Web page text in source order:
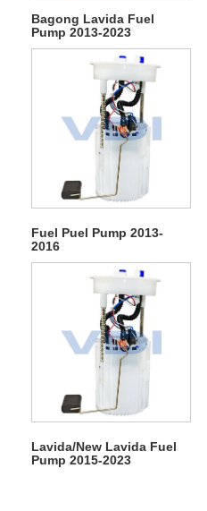
Bagong Lavida Fuel
Pump 2013-2023
Fuel Puel Pump 2013-
2016
Lavida/New Lavida Fuel
Pump 2015-2023